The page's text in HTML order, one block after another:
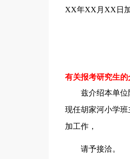
XX年XX月XX日
有关报考研究生的
兹介绍本单
现任胡家河小学
加工作，
请予接洽。